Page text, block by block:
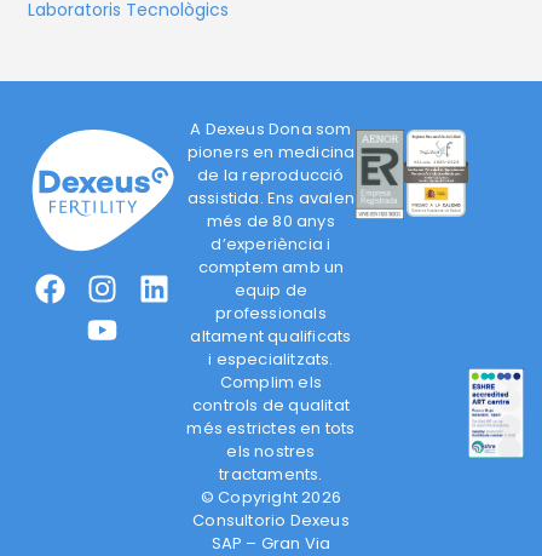
Laboratoris Tecnològics
A Dexeus Dona som
pioners en medicina
de la reproducció
assistida. Ens avalen
més de 80 anys
d’experiència i
comptem amb un
equip de
professionals
altament qualificats
i especialitzats.
Complim els
controls de qualitat
més estrictes en tots
els nostres
tractaments.
© Copyright 2026
Consultorio Dexeus
SAP – Gran Via